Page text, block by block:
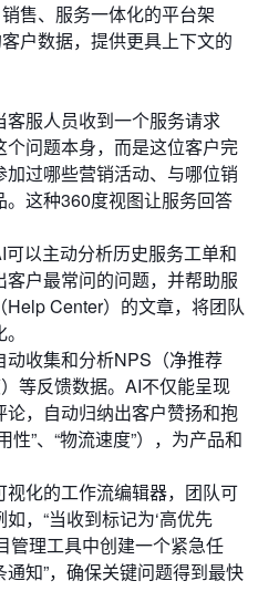
售、服务一体化的平台架
户数据，提供更具上下文的
客服人员收到一个服务请求
问题本身，而是这位客户完
过哪些营销活动、与哪位销
这种360度视图让服务回答
可以主动分析历史服务工单和
户最常问的问题，并帮助服
Center）的文章，将团队
动收集和分析NPS（净推荐
等反馈数据。AI不仅能呈现
，自动归纳出客户赞扬和抱
”、“物流速度”），为产品和
视化的工作流编辑器，团队可
，“当收到标记为‘高优先
管理工具中创建一个紧急任
知”，确保关键问题得到最快